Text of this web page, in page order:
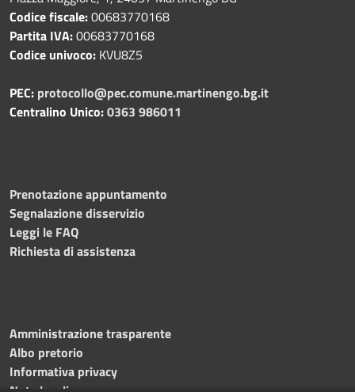
Codice fiscale:00683770168
Partita IVA:00683770168
Codice univoco: KVU8Z5
PEC: protocollo@pec.comune.martinengo.bg.it
Centralino Unico:0363 986011
Prenotazione appuntamento
Segnalazione disservizio
Leggi le FAQ
Richiesta di assistenza
Amministrazione trasparente
Albo pretorio
Informativa privacy